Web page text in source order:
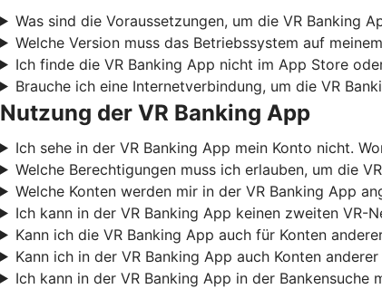
Was sind die Voraussetzungen, um die VR Banking
Welche Version muss das Betriebssystem auf
Ich finde die VR Banking App nicht im App Store
Brauche ich eine Internetverbindung, um die VR
Nutzung der VR Banking App
Ich sehe in der VR Banking App mein Konto nicht.
Welche Berechtigungen muss ich erlauben, um die
Welche Konten werden mir in der VR Banking App
Ich kann in der VR Banking App keinen zweiten VR-
Kann ich die VR Banking App auch für Konten
Kann ich in der VR Banking App auch Konten
Ich kann in der VR Banking App in der